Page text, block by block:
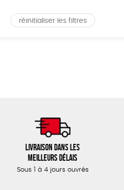
réinitialiser les filtres
Livraison dans les
meilleurs délais
Sous 1 à 4 jours ouvrés